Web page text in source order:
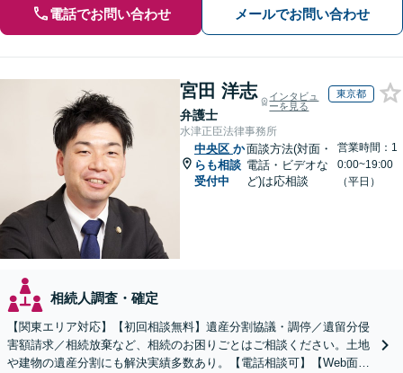
電話でお問い合わせ メールでお問い合わせ
宮田 洋志
弁護士
インタビュ
ーを見る
東京都
水津正臣法律事務所
中央区 か
らも相談
受付中
面談方法(対面・
電話・ビデオな
ど)は応相談
営業時間：1
0:00~19:00
（平日）
相続人調査・確定
【関東エリア対応】【初回相談無料】遺産分割協議・調停／遺留分侵
害額請求／相続放棄など、相続のお困りごとはご相談ください。土地
や建物の遺産分割にも解決実績多数あり。【電話相談可】【Web面談